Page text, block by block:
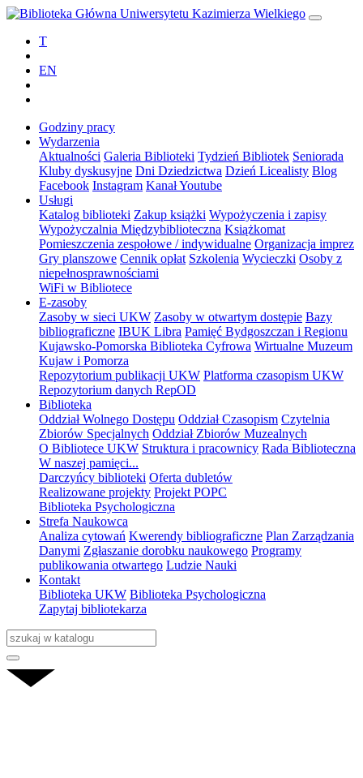
T
EN
Godziny pracy
Wydarzenia
Aktualności Galeria Biblioteki Tydzień Bibliotek Seniorada
Kluby dyskusyjne Dni Dziedzictwa Dzień Licealisty Blog
Facebook Instagram Kanał Youtube
Usługi
Katalog biblioteki Zakup książki Wypożyczenia i zapisy
Wypożyczalnia Międzybiblioteczna Książkomat
Pomieszczenia zespołowe / indywidualne Organizacja imprez
Gry planszowe Cennik opłat Szkolenia Wycieczki Osoby z
niepełnosprawnościami
WiFi w Bibliotece
E-zasoby
Zasoby w sieci UKW Zasoby w otwartym dostępie Bazy
bibliograficzne IBUK Libra Pamięć Bydgoszczan i Regionu
Kujawsko-Pomorska Biblioteka Cyfrowa Wirtualne Muzeum
Kujaw i Pomorza
Repozytorium publikacji UKW Platforma czasopism UKW
Repozytorium danych RepOD
Biblioteka
Oddział Wolnego Dostępu Oddział Czasopism Czytelnia
Zbiorów Specjalnych Oddział Zbiorów Muzealnych
O Bibliotece UKW Struktura i pracownicy Rada Biblioteczna
W naszej pamięci...
Darczyńcy biblioteki Oferta dubletów
Realizowane projekty Projekt POPC
Biblioteka Psychologiczna
Strefa Naukowca
Analiza cytowań Kwerendy bibliograficzne Plan Zarządzania
Danymi Zgłaszanie dorobku naukowego Programy
publikowania otwartego Ludzie Nauki
Kontakt
Biblioteka UKW Biblioteka Psychologiczna
Zapytaj bibliotekarza